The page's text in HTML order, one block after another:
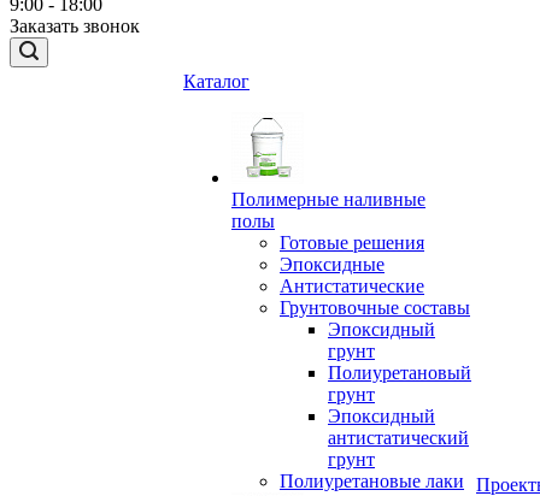
9:00 - 18:00
Заказать звонок
Каталог
Полимерные наливные
полы
Готовые решения
Эпоксидные
Антистатические
Грунтовочные составы
Эпоксидный
грунт
Полиуретановый
грунт
Эпоксидный
антистатический
грунт
Полиуретановые лаки